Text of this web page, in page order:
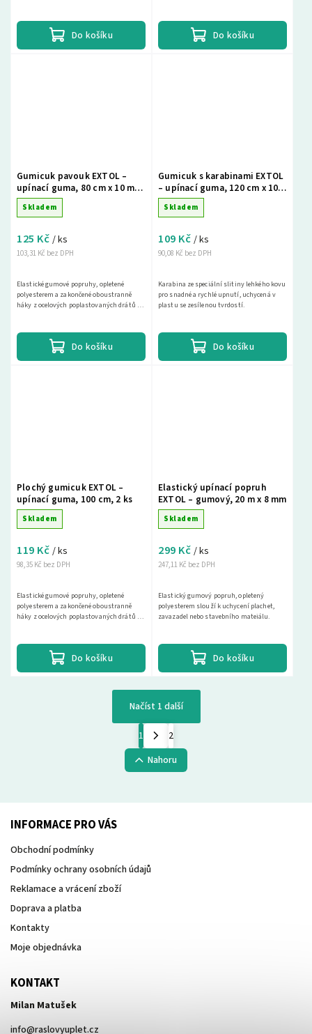
Do košíku Do košíku
Gumicuk pavouk EXTOL –
upínací guma, 80 cm x 10 mm,
8 ramen
Skladem
103,31 Kč bez DPH
125 Kč / ks
Do košíku
Elastické gumové popruhy, opletené
polyesterem a zakončené oboustranně
háky z ocelových poplastovaných drátů k
Gumicuk s karabinami EXTOL
– upínací guma, 120 cm x 10
mm, 1 ks
Skladem
90,08 Kč bez DPH
109 Kč / ks
Do košíku
Karabina ze speciální slitiny lehkého kovu
pro snadné a rychlé upnutí, uchycená v
plastu se zesílenou tvrdostí.
Plochý gumicuk EXTOL –
upínací guma, 100 cm, 2 ks
Skladem
98,35 Kč bez DPH
119 Kč / ks
Do košíku
Elastické gumové popruhy, opletené
polyesterem a zakončené oboustranně
háky z ocelových poplastovaných drátů k
Elastický upínací popruh
EXTOL – gumový, 20 m x 8 mm
Skladem
247,11 Kč bez DPH
299 Kč / ks
Do košíku
Elastický gumový popruh, opletený
polyesterem slouží k uchycení plachet,
zavazadel nebo stavebního mateiálu.
Načíst 1 další
1
2
Nahoru
INFORMACE PRO VÁS
Obchodní podmínky
Podmínky ochrany osobních údajů
Reklamace a vrácení zboží
Doprava a platba
Kontakty
Moje objednávka
KONTAKT
Milan Matušek
info@raslovyuplet.cz